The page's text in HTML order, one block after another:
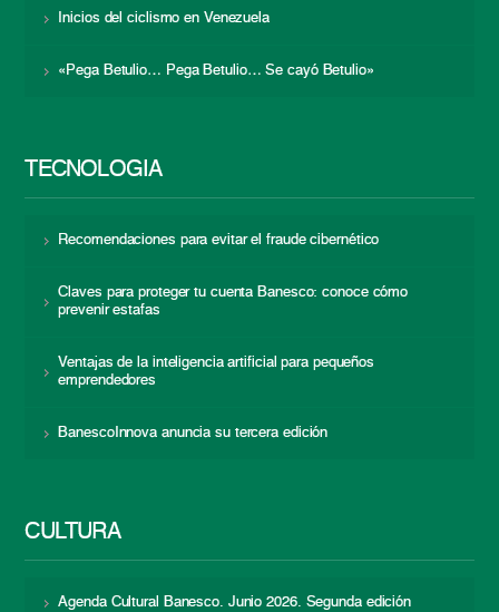
Inicios del ciclismo en Venezuela
«Pega Betulio… Pega Betulio… Se cayó Betulio»
TECNOLOGÍA
Recomendaciones para evitar el fraude cibernético
Claves para proteger tu cuenta Banesco: conoce cómo
prevenir estafas
Ventajas de la inteligencia artificial para pequeños
emprendedores
BanescoInnova anuncia su tercera edición
CULTURA
Agenda Cultural Banesco. Junio 2026. Segunda edición